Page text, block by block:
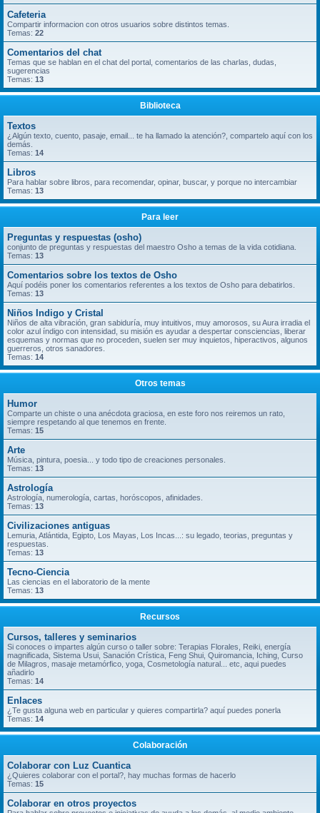
Cafeteria
Compartir informacion con otros usuarios sobre distintos temas.
Temas: 22
Comentarios del chat
Temas que se hablan en el chat del portal, comentarios de las charlas, dudas,
sugerencias
Temas: 13
Biblioteca
Textos
¿Algún texto, cuento, pasaje, email... te ha llamado la atención?, compartelo aquí con los
demás.
Temas: 14
Libros
Para hablar sobre libros, para recomendar, opinar, buscar, y porque no intercambiar
Temas: 13
Para leer
Preguntas y respuestas (osho)
conjunto de preguntas y respuestas del maestro Osho a temas de la vida cotidiana.
Temas: 13
Comentarios sobre los textos de Osho
Aquí podéis poner los comentarios referentes a los textos de Osho para debatirlos.
Temas: 13
Niños Indigo y Cristal
Niños de alta vibración, gran sabiduría, muy intuitivos, muy amorosos, su Aura irradia el
color azul índigo con intensidad, su misión es ayudar a despertar consciencias, liberar
esquemas y normas que no proceden, suelen ser muy inquietos, hiperactivos, algunos
guerreros, otros sanadores.
Temas: 14
Otros temas
Humor
Comparte un chiste o una anécdota graciosa, en este foro nos reiremos un rato,
siempre respetando al que tenemos en frente.
Temas: 15
Arte
Música, pintura, poesia... y todo tipo de creaciones personales.
Temas: 13
Astrología
Astrología, numerología, cartas, horóscopos, afinidades.
Temas: 13
Civilizaciones antiguas
Lemuria, Atlántida, Egipto, Los Mayas, Los Incas...: su legado, teorias, preguntas y
respuestas.
Temas: 13
Tecno-Ciencia
Las ciencias en el laboratorio de la mente
Temas: 13
Recursos
Cursos, talleres y seminarios
Si conoces o impartes algún curso o taller sobre: Terapias Florales, Reiki, energía
magnificada, Sistema Usui, Sanación Crística, Feng Shui, Quiromancia, Iching, Curso
de Milagros, masaje metamórfico, yoga, Cosmetología natural... etc, aqui puedes
añadirlo
Temas: 14
Enlaces
¿Te gusta alguna web en particular y quieres compartirla? aquí puedes ponerla
Temas: 14
Colaboración
Colaborar con Luz Cuantica
¿Quieres colaborar con el portal?, hay muchas formas de hacerlo
Temas: 15
Colaborar en otros proyectos